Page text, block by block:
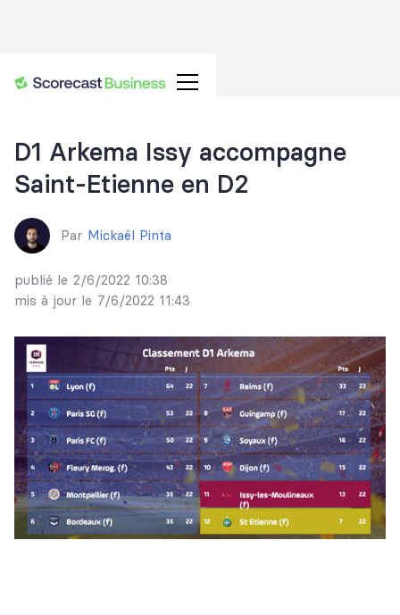
D1 Arkema Issy accompagne
Saint-Etienne en D2
Par Mickaël Pinta
publié le 2/6/2022 10:38
mis à jour le 7/6/2022 11:43